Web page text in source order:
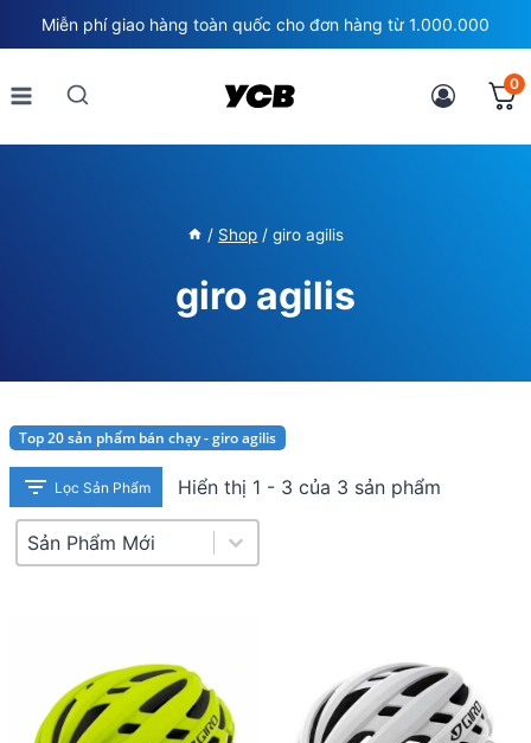
to
content
Miễn phí giao hàng toàn quốc cho đơn hàng từ 1.000.000
0
/ Shop / giro agilis
giro agilis
Top 20 sản phẩm bán chạy - giro agilis
Lọc Sản Phẩm Hiển thị 1 - 3 của 3 sản phẩm
Product Sort
Sort content